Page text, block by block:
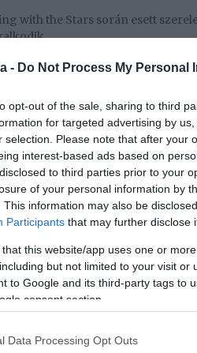
- Do Not Process My Personal
opt-out of the sale, sharing to third
for targeted advertising by
selection. Please note that after your
interest-based ads based on
to third parties prior to your
of your personal information by
This information may also be
Participants that may further disclose
that this website/app uses one or
but not limited to your visit or
to Google and its third-party tags to
consent section.
Data Processing Opt Outs
with the Stars során esett
legújabb videóklipjéhez, ahol
Berci és Mihályfi Luca
vállalkozott, hogy
úgy is, hogy az énekesnő több
izgat, mert tényleg
ahogy rám, és – minden hiúság
úgy megfogni, hogy
teljes bizalmát. A Sziget első
a kedvesét a buliforgatagban.
kikísértem a
mi napunk a csütörtöki, Nelly
a táncos.
foglalkozik most, hogy nem kell